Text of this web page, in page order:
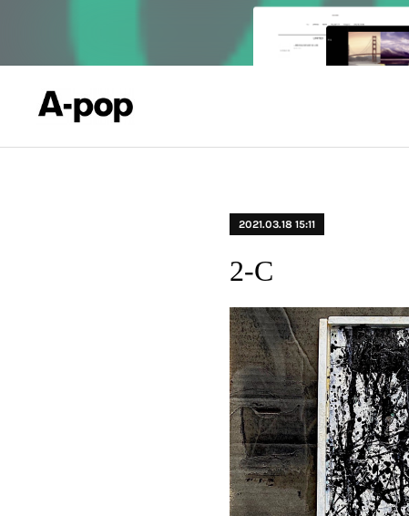
2021.03.18 15:11
2-C